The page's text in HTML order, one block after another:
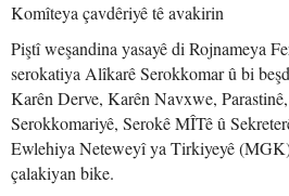
Komîteya çavdêriyê tê avakirin
Piştî weşandina yasayê di Rojnameya
serokatiya Alîkarê Serokkomar û bi
Karên Derve, Karên Navxwe,
Serokkomariyê, Serokê MÎTê û
Ewlehiya Neteweyî ya Tirkiyeyê
çalakiyan bike.